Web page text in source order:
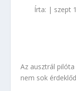
Írta: | szept
Az ausztrál
nem sok